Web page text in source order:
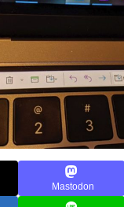
Mastodon